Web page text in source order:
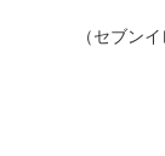
（セブン